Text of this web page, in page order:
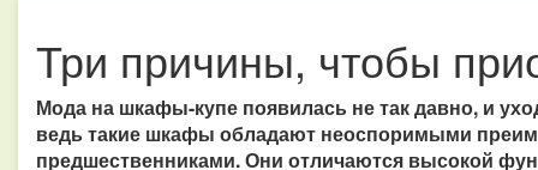
Три причины, чтобы
Мода на шкафы-купе появилась не так давно, и
ведь такие шкафы обладают неоспоримыми
предшественниками. Они отличаются высокой